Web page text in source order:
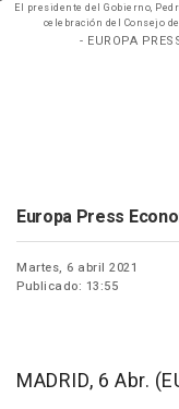
El presidente del Gobierno,
celebración del Consejo
- EUROPA
Europa Press
Martes, 6 abril 2021
Publicado: 13:55
MADRID, 6 Abr.